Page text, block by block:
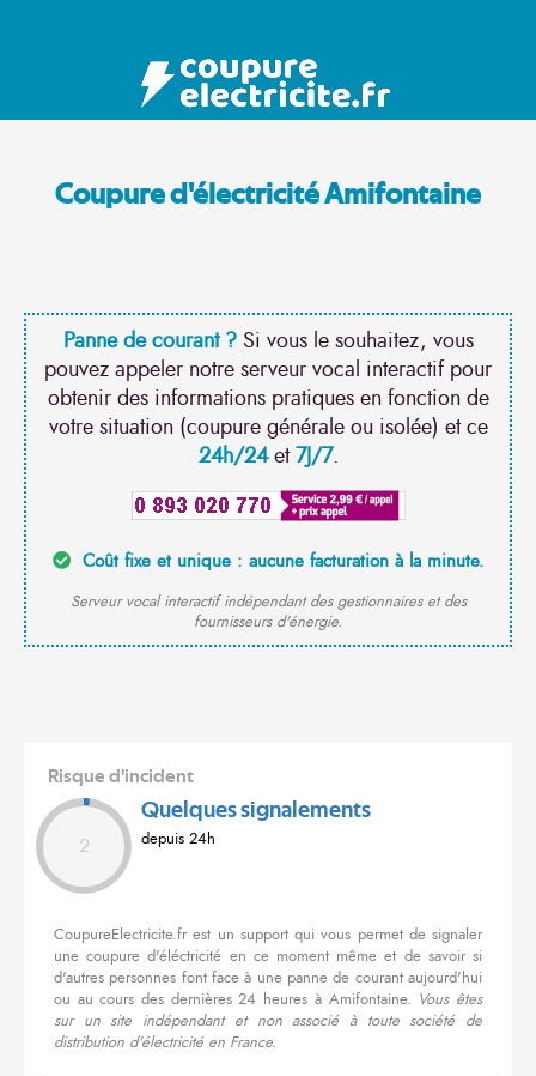
Coupure d'électricité Amifontaine
Panne de courant ?Si vous le souhaitez, vous
pouvez appeler notre serveur vocal interactif pour
obtenir des informations pratiques en fonction de
votre situation (coupure générale ou isolée) et ce
24h/24et7J/7.
Coût fixe et unique : aucune facturation à la minute.
Serveur vocal interactif indépendant des gestionnaires et des
fournisseurs d'énergie.
Risque d'incident
2
Quelques signalements
depuis 24h
CoupureElectricite.fr est un support qui vous permet de signaler
une coupure d'éléctricité en ce moment même et de savoir si
d'autres personnes font face à une panne de courant aujourd'hui
ou au cours des dernières 24 heures à Amifontaine. Vous êtes
sur un site indépendant et non associé à toute société de
distribution d'électricité en France.